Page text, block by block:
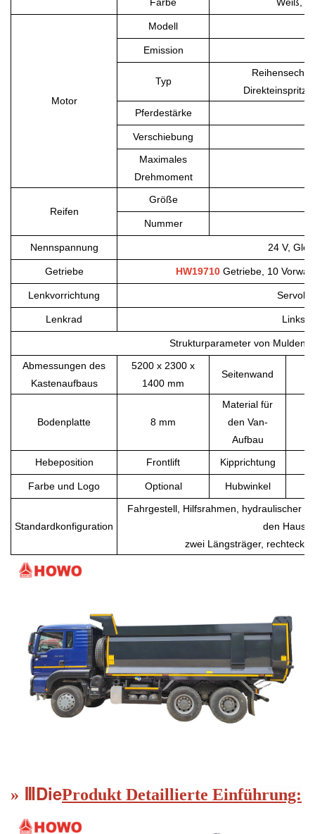
Motor
Modell
Emission
Typ
Pferdestärke
Verschiebung
Maximales
Drehmoment
Reifen
Größe
Nummer
Nennspannung 24 V,
Getriebe HW19710 Getriebe, 10
Lenkvorrichtung
Lenkrad
Strukturparameter von
Abmessungen des
Kastenaufbaus
5200 x 2300 x
1400 mm
Seitenwand
Bodenplatte 8 mm
Material für
den Van-
Aufbau
Hebeposition
Frontlift Kipprichtung
Farbe und Logo Optional Hubwinkel
Standardkonfiguration
Fahrgestell, Hilfsrahmen, hydraulischer
den
zwei Längsträger,
» DieProdukt Detaillierte Einführung: